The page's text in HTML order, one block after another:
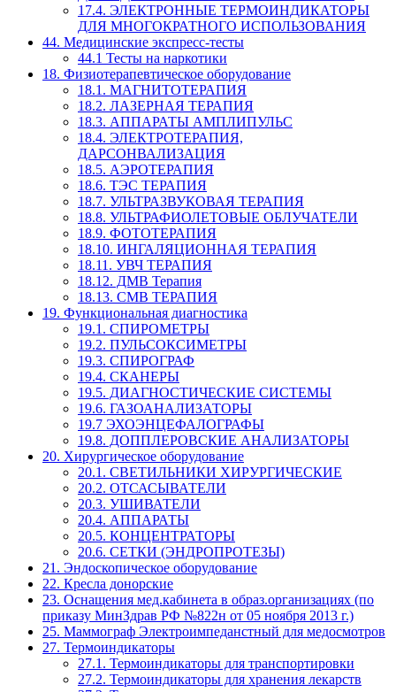
17.4. ЭЛЕКТРОННЫЕ ТЕРМОИНДИКАТОРЫ
ДЛЯ МНОГОКРАТНОГО ИСПОЛЬЗОВАНИЯ
44. Медицинские экспресс-тесты
44.1 Тесты на наркотики
18. Физиотерапевтическое оборудование
18.1. МАГНИТОТЕРАПИЯ
18.2. ЛАЗЕРНАЯ ТЕРАПИЯ
18.3. АППАРАТЫ АМПЛИПУЛЬС
18.4. ЭЛЕКТРОТЕРАПИЯ,
ДАРСОНВАЛИЗАЦИЯ
18.5. АЭРОТЕРАПИЯ
18.6. ТЭС ТЕРАПИЯ
18.7. УЛЬТРАЗВУКОВАЯ ТЕРАПИЯ
18.8. УЛЬТРАФИОЛЕТОВЫЕ ОБЛУЧАТЕЛИ
18.9. ФОТОТЕРАПИЯ
18.10. ИНГАЛЯЦИОННАЯ ТЕРАПИЯ
18.11. УВЧ ТЕРАПИЯ
18.12. ДМВ Терапия
18.13. СМВ ТЕРАПИЯ
19. Функциональная диагностика
19.1. СПИРОМЕТРЫ
19.2. ПУЛЬСОКСИМЕТРЫ
19.3. СПИРОГРАФ
19.4. СКАНЕРЫ
19.5. ДИАГНОСТИЧЕСКИЕ СИСТЕМЫ
19.6. ГАЗОАНАЛИЗАТОРЫ
19.7 ЭХОЭНЦЕФАЛОГРАФЫ
19.8. ДОППЛЕРОВСКИЕ АНАЛИЗАТОРЫ
20. Хирургическое оборудование
20.1. СВЕТИЛЬНИКИ ХИРУРГИЧЕСКИЕ
20.2. ОТСАСЫВАТЕЛИ
20.3. УШИВАТЕЛИ
20.4. АППАРАТЫ
20.5. КОНЦЕНТРАТОРЫ
20.6. СЕТКИ (ЭНДРОПРОТЕЗЫ)
21. Эндоскопическое оборудование
22. Кресла донорские
23. Оснащения мед.кабинета в образ.организациях (по
приказу МинЗдрав РФ №822н от 05 ноября 2013 г.)
25. Маммограф Электроимпеданстный для медосмотров
27. Термоиндикаторы
27.1. Термоиндикаторы для транспортировки
27.2. Термоиндикаторы для хранения лекарств